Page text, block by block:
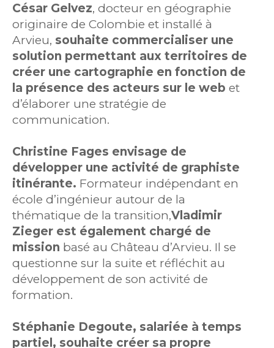
César Gelvez, docteur en géographie
originaire de Colombie et installé à
Arvieu, souhaite commercialiser une
solution permettant aux territoires de
créer une cartographie en fonction de
la présence des acteurs sur le web et
d’élaborer une stratégie de
communication.
Christine Fages envisage de
développer une activité de graphiste
itinérante. Formateur indépendant en
école d’ingénieur autour de la
thématique de la transition,Vladimir
Zieger est également chargé de
mission basé au Château d’Arvieu. Il se
questionne sur la suite et réfléchit au
développement de son activité de
formation.
Stéphanie Degoute, salariée à temps
partiel, souhaite créer sa propre